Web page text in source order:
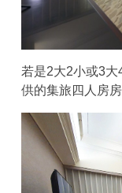
若是2大2小或3
供的集旅四人房房